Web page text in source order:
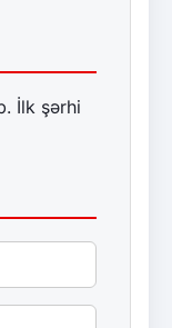
İlk şərhi